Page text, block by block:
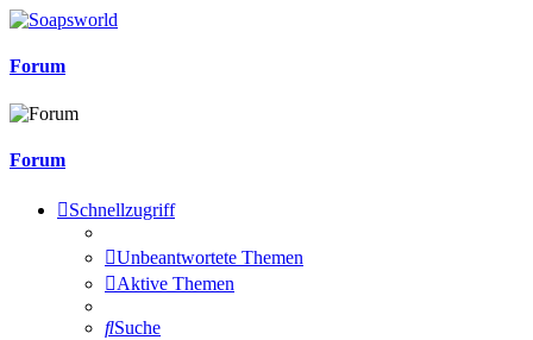
Forum
Forum
Schnellzugriff
Unbeantwortete Themen
Aktive Themen
Suche